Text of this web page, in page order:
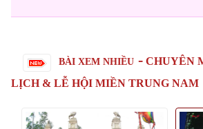
BÀI XEM NHIỀU - CHUYÊN
LỊCH & LỄ HỘI MIỀN TRUNG NAM